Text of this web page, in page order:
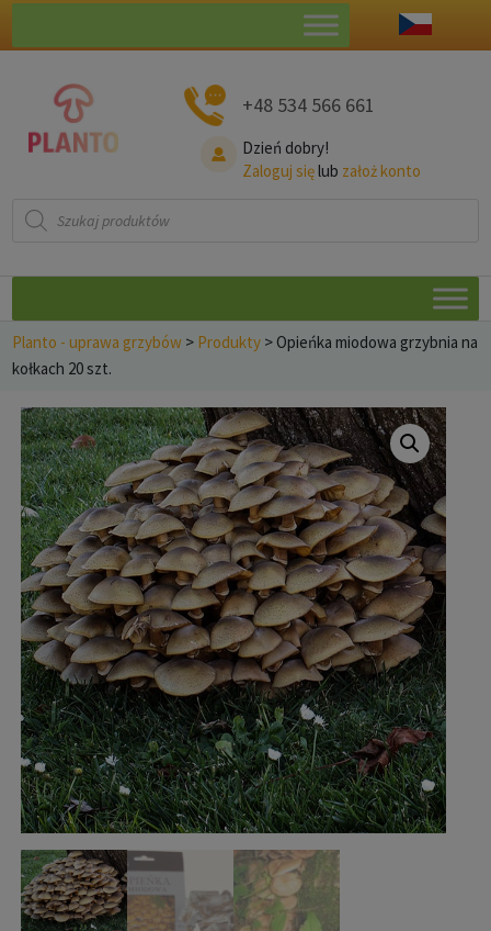
+48 534 566 661
Dzień dobry!
Zaloguj sięlub założ konto
Wyszukiwarka
produktów
Planto - uprawa grzybów > Produkty > Opieńka miodowa grzybnia na
kołkach 20 szt.